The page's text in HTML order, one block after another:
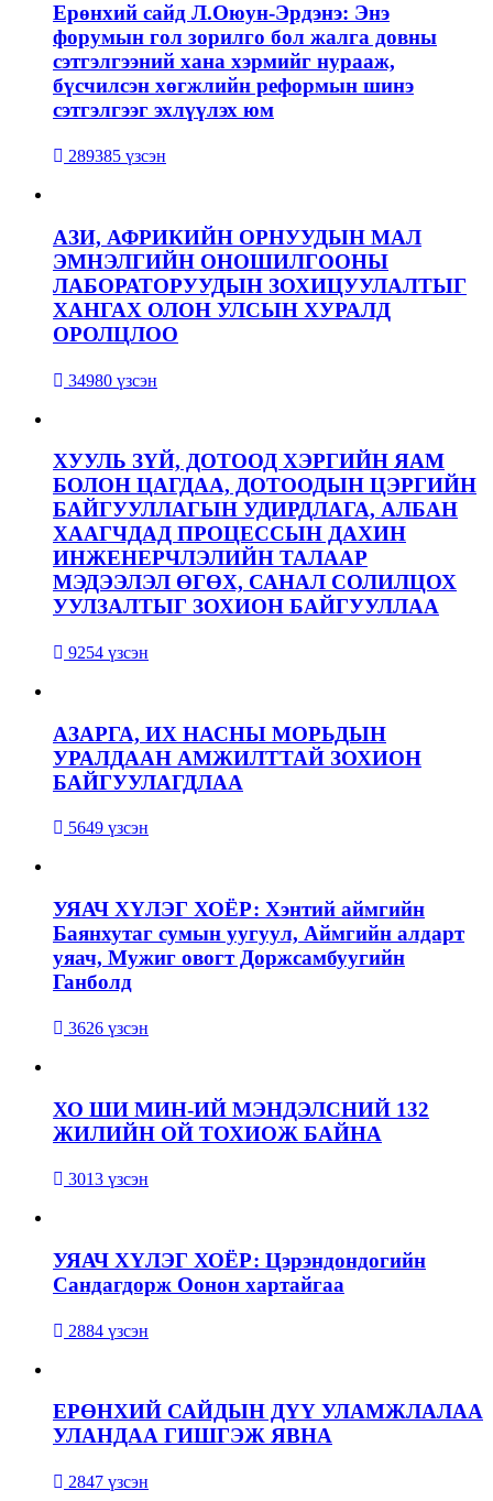
Ерөнхий сайд Л.Оюун-Эрдэнэ: Энэ
форумын гол зорилго бол жалга довны
сэтгэлгээний хана хэрмийг нурааж,
бүсчилсэн хөгжлийн реформын шинэ
сэтгэлгээг эхлүүлэх юм
289385 үзсэн
АЗИ, АФРИКИЙН ОРНУУДЫН МАЛ
ЭМНЭЛГИЙН ОНОШИЛГООНЫ
ЛАБОРАТОРУУДЫН ЗОХИЦУУЛАЛТЫГ
ХАНГАХ ОЛОН УЛСЫН ХУРАЛД
ОРОЛЦЛОО
34980 үзсэн
ХУУЛЬ ЗҮЙ, ДОТООД ХЭРГИЙН ЯАМ
БОЛОН ЦАГДАА, ДОТООДЫН ЦЭРГИЙН
БАЙГУУЛЛАГЫН УДИРДЛАГА, АЛБАН
ХААГЧДАД ПРОЦЕССЫН ДАХИН
ИНЖЕНЕРЧЛЭЛИЙН ТАЛААР
МЭДЭЭЛЭЛ ӨГӨХ, САНАЛ СОЛИЛЦОХ
УУЛЗАЛТЫГ ЗОХИОН БАЙГУУЛЛАА
9254 үзсэн
АЗАРГА, ИХ НАСНЫ МОРЬДЫН
УРАЛДААН АМЖИЛТТАЙ ЗОХИОН
БАЙГУУЛАГДЛАА
5649 үзсэн
УЯАЧ ХҮЛЭГ ХОЁР: Хэнтий аймгийн
Баянхутаг сумын уугуул, Аймгийн алдарт
уяач, Мужиг овогт Доржсамбуугийн
Ганболд
3626 үзсэн
ХО ШИ МИН-ИЙ МЭНДЭЛСНИЙ 132
ЖИЛИЙН ОЙ ТОХИОЖ БАЙНА
3013 үзсэн
УЯАЧ ХҮЛЭГ ХОЁР: Цэрэндондогийн
Сандагдорж Оонон хартайгаа
2884 үзсэн
ЕРӨНХИЙ САЙДЫН ДҮҮ УЛАМЖЛАЛАА
УЛАНДАА ГИШГЭЖ ЯВНА
2847 үзсэн